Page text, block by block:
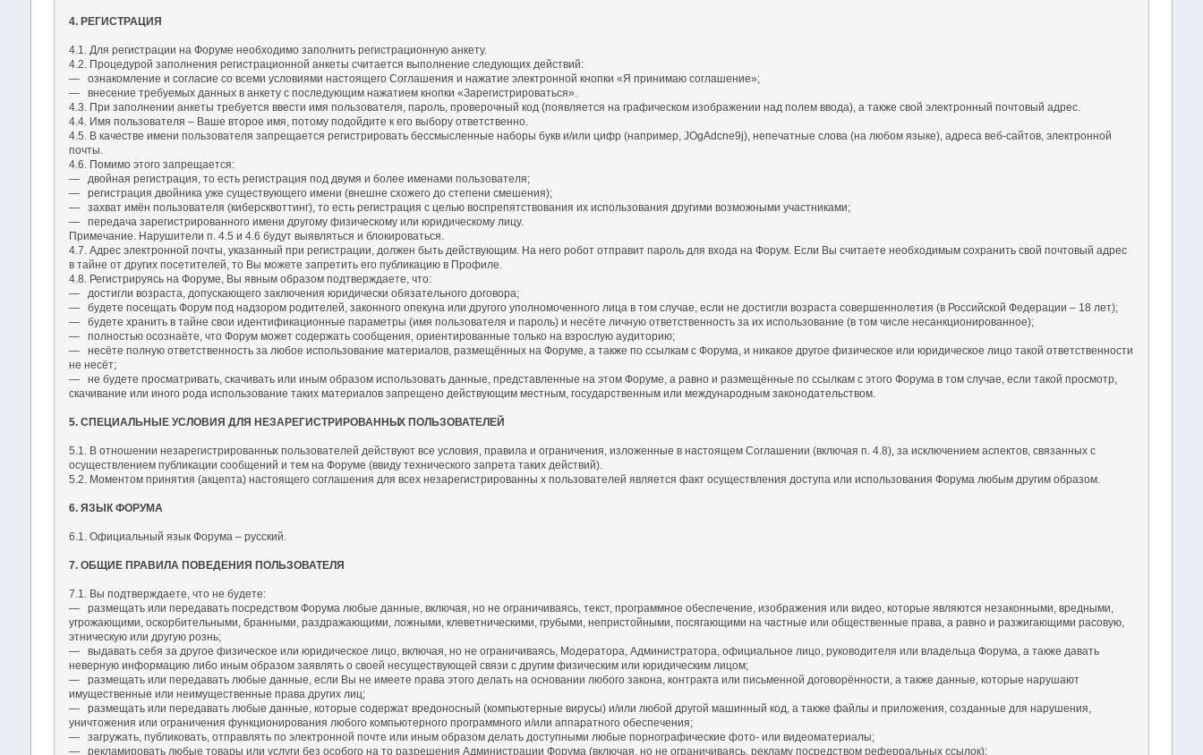
4. РЕГИСТРАЦИЯ
4.1. Для регистрации на Форуме необходимо заполнить регистрационную анкету.
4.2. Процедурой заполнения регистрационной анкеты считается выполнение следующих действий:
― ознакомление и согласие со всеми условиями настоящего Соглашения и нажатие электронной кнопки «Я принимаю соглашение»;
― внесение требуемых данных в анкету с последующим нажатием кнопки «Зарегистрироваться».
4.3. При заполнении анкеты требуется ввести имя пользователя, пароль, проверочный код (появляется на графическом изображении над полем ввода), а также свой электронный почтовый адрес.
4.4. Имя пользователя – Ваше второе имя, потому подойдите к его выбору ответственно.
4.5. В качестве имени пользователя запрещается регистрировать бессмысленные наборы букв и/или цифр (например, JOgAdcne9j), непечатные слова (на любом языке), адреса веб-сайтов, электронной
почты.
4.6. Помимо этого запрещается:
― двойная регистрация, то есть регистрация под двумя и более именами пользователя;
― регистрация двойника уже существующего имени (внешне схожего до степени смешения);
― захват имён пользователя (киберсквоттинг), то есть регистрация с целью воспрепятствования их использования другими возможными участниками;
― передача зарегистрированного имени другому физическому или юридическому лицу.
Примечание. Нарушители п. 4.5 и 4.6 будут выявляться и блокироваться.
4.7. Адрес электронной почты, указанный при регистрации, должен быть действующим. На него робот отправит пароль для входа на Форум. Если Вы считаете необходимым сохранить свой почтовый адрес
в тайне от других посетителей, то Вы можете запретить его публикацию в Профиле.
4.8. Регистрируясь на Форуме, Вы явным образом подтверждаете, что:
― достигли возраста, допускающего заключения юридически обязательного договора;
― будете посещать Форум под надзором родителей, законного опекуна или другого уполномоченного лица в том случае, если не достигли возраста совершеннолетия (в Российской Федерации – 18 лет);
― будете хранить в тайне свои идентификационные параметры (имя пользователя и пароль) и несёте личную ответственность за их использование (в том числе несанкционированное);
― полностью осознаёте, что Форум может содержать сообщения, ориентированные только на взрослую аудиторию;
― несёте полную ответственность за любое использование материалов, размещённых на Форуме, а также по ссылкам с Форума, и никакое другое физическое или юридическое лицо такой ответственности
не несёт;
― не будете просматривать, скачивать или иным образом использовать данные, представленные на этом Форуме, а равно и размещённые по ссылкам с этого Форума в том случае, если такой просмотр,
скачивание или иного рода использование таких материалов запрещено действующим местным, государственным или международным законодательством.
5. СПЕЦИАЛЬНЫЕ УСЛОВИЯ ДЛЯ НЕЗАРЕГИСТРИРОВАННЫХ ПОЛЬЗОВАТЕЛЕЙ
5.1. В отношении незарегистрированных пользователей действуют все условия, правила и ограничения, изложенные в настоящем Соглашении (включая п. 4.8), за исключением аспектов, связанных с
осуществлением публикации сообщений и тем на Форуме (ввиду технического запрета таких действий).
5.2. Моментом принятия (акцепта) настоящего соглашения для всех незарегистрированны х пользователей является факт осуществления доступа или использования Форума любым другим образом.
6. ЯЗЫК ФОРУМА
6.1. Официальный язык Форума – русский.
7. ОБЩИЕ ПРАВИЛА ПОВЕДЕНИЯ ПОЛЬЗОВАТЕЛЯ
7.1. Вы подтверждаете, что не будете:
― размещать или передавать посредством Форума любые данные, включая, но не ограничиваясь, текст, программное обеспечение, изображения или видео, которые являются незаконными, вредными,
угрожающими, оскорбительными, бранными, раздражающими, ложными, клеветническими, грубыми, непристойными, посягающими на частные или общественные права, а равно и разжигающими расовую,
этническую или другую рознь;
― выдавать себя за другое физическое или юридическое лицо, включая, но не ограничиваясь, Модератора, Администратора, официальное лицо, руководителя или владельца Форума, а также давать
неверную информацию либо иным образом заявлять о своей несуществующей связи с другим физическим или юридическим лицом;
― размещать или передавать любые данные, если Вы не имеете права этого делать на основании любого закона, контракта или письменной договорённости, а также данные, которые нарушают
имущественные или неимущественные права других лиц;
― размещать или передавать любые данные, которые содержат вредоносный (компьютерные вирусы) и/или любой другой машинный код, а также файлы и приложения, созданные для нарушения,
уничтожения или ограничения функционирования любого компьютерного программного и/или аппаратного обеспечения;
― загружать, публиковать, отправлять по электронной почте или иным образом делать доступными любые порнографические фото- или видеоматериалы;
― рекламировать любые товары или услуги без особого на то разрешения Администрации Форума (включая, но не ограничиваясь, рекламу посредством реферральных ссылок);